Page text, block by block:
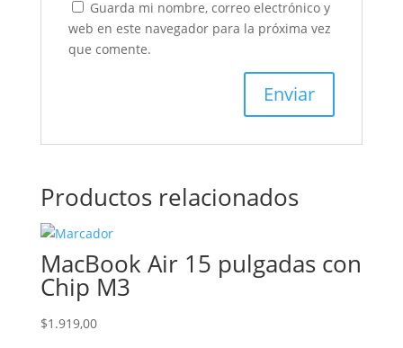
Guarda mi nombre, correo electrónico y
web en este navegador para la próxima vez
que comente.
Productos relacionados
MacBook Air 15 pulgadas con
Chip M3
$1.919,00